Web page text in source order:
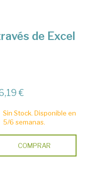
de Excel
€
Sin Stock. Disponible en
5/6 semanas.
COMPRAR